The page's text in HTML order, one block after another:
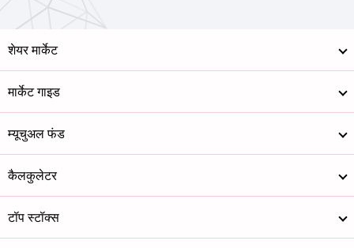
शेयर मार्केट
मार्केट गाइड
म्यूचुअल फंड
कैलकुलेटर
टॉप स्टॉक्स